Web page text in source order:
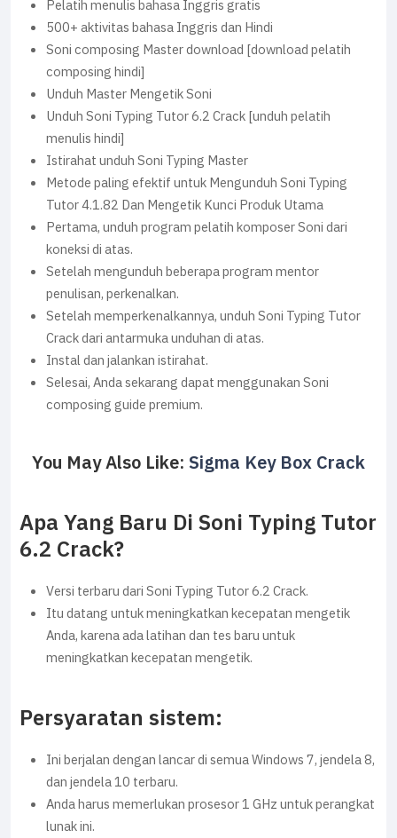
Pelatih menulis bahasa Inggris gratis
500+ aktivitas bahasa Inggris dan Hindi
Soni composing Master download [download pelatih
composing hindi]
Unduh Master Mengetik Soni
Unduh Soni Typing Tutor 6.2 Crack [unduh pelatih
menulis hindi]
Istirahat unduh Soni Typing Master
Metode paling efektif untuk Mengunduh Soni Typing
Tutor 4.1.82 Dan Mengetik Kunci Produk Utama
Pertama, unduh program pelatih komposer Soni dari
koneksi di atas.
Setelah mengunduh beberapa program mentor
penulisan, perkenalkan.
Setelah memperkenalkannya, unduh Soni Typing Tutor
Crack dari antarmuka unduhan di atas.
Instal dan jalankan istirahat.
Selesai, Anda sekarang dapat menggunakan Soni
composing guide premium.
You May Also Like: Sigma Key Box Crack
Apa Yang Baru Di Soni Typing Tutor
6.2 Crack?
Versi terbaru dari Soni Typing Tutor 6.2 Crack.
Itu datang untuk meningkatkan kecepatan mengetik
Anda, karena ada latihan dan tes baru untuk
meningkatkan kecepatan mengetik.
Persyaratan sistem:
Ini berjalan dengan lancar di semua Windows 7, jendela 8,
dan jendela 10 terbaru.
Anda harus memerlukan prosesor 1 GHz untuk perangkat
lunak ini.